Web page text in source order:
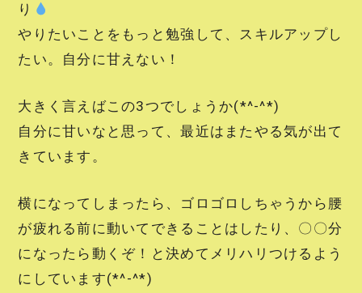
り
やりたいことをもっと勉強して、スキルアップし
たい。自分に甘えない！
大きく言えばこの3つでしょうか(*^-^*)
自分に甘いなと思って、最近はまたやる気が出て
きています。
横になってしまったら、ゴロゴロしちゃうから腰
が疲れる前に動いてできることはしたり、〇〇分
になったら動くぞ！と決めてメリハリつけるよう
にしています(*^-^*)